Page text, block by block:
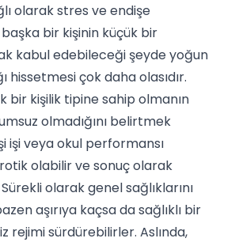
olarak stres ve endişe
bir kişinin küçük bir
kabul edebileceği şeyde yoğun
hissetmesi çok daha olasıdır.
bir kişilik tipine sahip olmanın
olmadığını belirtmek
işi veya okul performansı
olabilir ve sonuç olarak
olarak genel sağlıklarını
aşırıya kaçsa da sağlıklı bir
rejimi sürdürebilirler. Aslında,